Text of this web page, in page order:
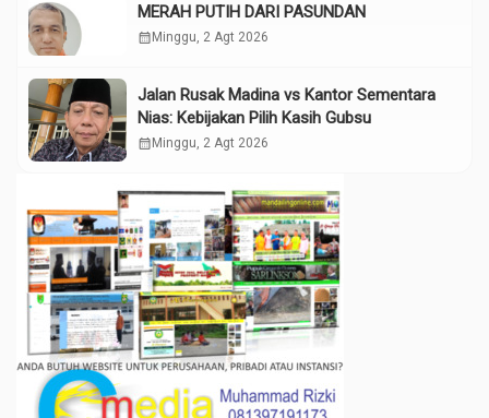
MERAH PUTIH DARI PASUNDAN
calendar_monthMinggu, 2 Agt 2026
Jalan Rusak Madina vs Kantor Sementara
Nias: Kebijakan Pilih Kasih Gubsu
calendar_monthMinggu, 2 Agt 2026